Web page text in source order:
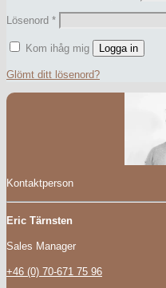
Lösenord *
Kom ihåg mig Logga in
Glömt ditt lösenord?
Kontaktperson
Eric Tärnsten
Sales Manager
+46 (0) 70-671 75 96